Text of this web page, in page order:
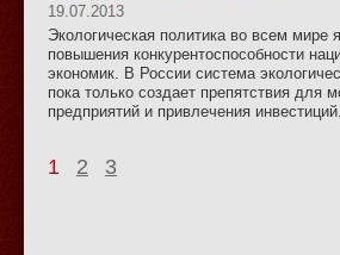
19.07.2013
Экологическая политика во всем мире
повышения конкурентоспособности
экономик. В России система
пока только создает препятствия для
предприятий и привлечения инвестиций.
1 2 3